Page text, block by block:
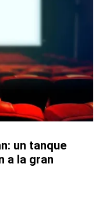
un tanque
a la gran